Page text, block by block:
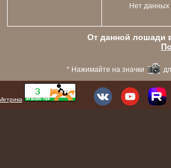
Нет данных
От данной лошади
* Нажимайте на значки